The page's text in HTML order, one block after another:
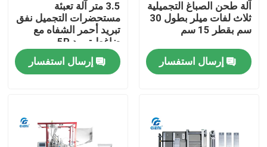
المنزل
المنتجات
حولنا
آلة طحن الصباغ التجميلية
ثلاث لفات ميلر بطول 30
سم بقطر 15 سم
إرسال استفسار
3.5 متر آلة تعبئة
مستحضرات التجميل نفق
تبريد أحمر الشفاه مع
ضاغط تبريد 5P
إرسال استفسار